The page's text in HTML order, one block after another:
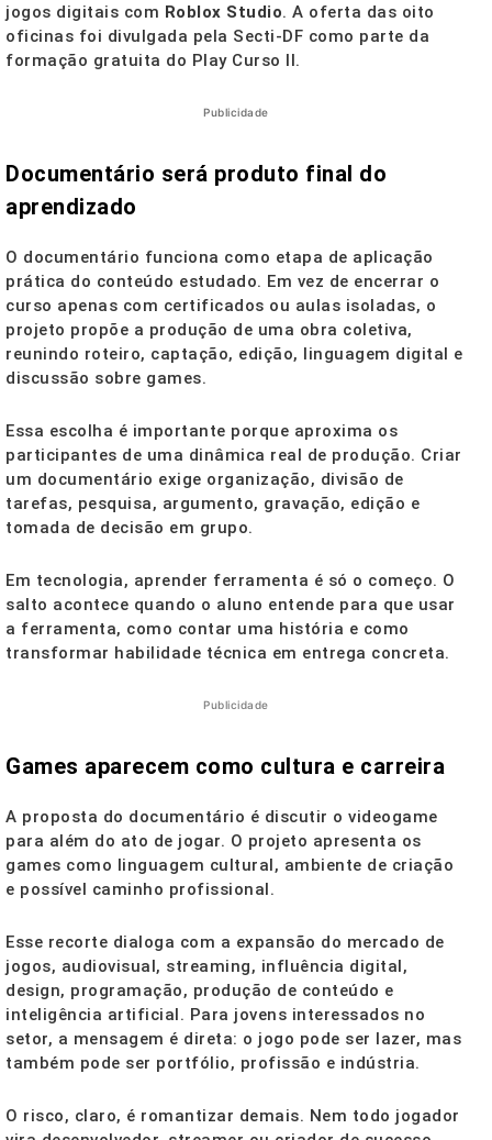
jogos digitais com Roblox Studio. A oferta das oito
oficinas foi divulgada pela Secti-DF como parte da
formação gratuita do Play Curso II.
Publicidade
Documentário será produto final do
aprendizado
O documentário funciona como etapa de aplicação
prática do conteúdo estudado. Em vez de encerrar o
curso apenas com certificados ou aulas isoladas, o
projeto propõe a produção de uma obra coletiva,
reunindo roteiro, captação, edição, linguagem digital e
discussão sobre games.
Essa escolha é importante porque aproxima os
participantes de uma dinâmica real de produção. Criar
um documentário exige organização, divisão de
tarefas, pesquisa, argumento, gravação, edição e
tomada de decisão em grupo.
Em tecnologia, aprender ferramenta é só o começo. O
salto acontece quando o aluno entende para que usar
a ferramenta, como contar uma história e como
transformar habilidade técnica em entrega concreta.
Publicidade
Games aparecem como cultura e carreira
A proposta do documentário é discutir o videogame
para além do ato de jogar. O projeto apresenta os
games como linguagem cultural, ambiente de criação
e possível caminho profissional.
Esse recorte dialoga com a expansão do mercado de
jogos, audiovisual, streaming, influência digital,
design, programação, produção de conteúdo e
inteligência artificial. Para jovens interessados no
setor, a mensagem é direta: o jogo pode ser lazer, mas
também pode ser portfólio, profissão e indústria.
O risco, claro, é romantizar demais. Nem todo jogador